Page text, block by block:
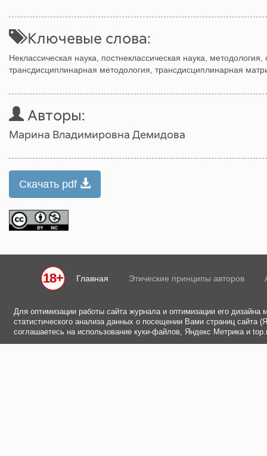
Ключевые слова:
Неклассическая наука, постнеклассическая наука,
трансдисциплинарная методология, трансдисциплинарная
Авторы:
Марина Владимировна Демидова
Скачать pdf
18+ Главная Этические принципы авторов
Для оптимизации работы сайта журнала и оптимизации его
статистического анализа данных о посещении Вами страниц
соглашаетесь на использование куки-файлов, Яндекс Метрика и